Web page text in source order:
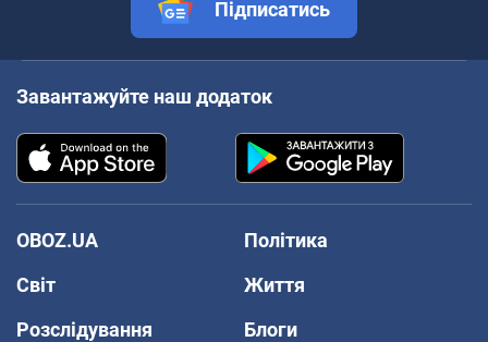
Підписатись
Завантажуйте наш додаток
OBOZ.UA
Політика
Світ
Життя
Розслідування
Блоги